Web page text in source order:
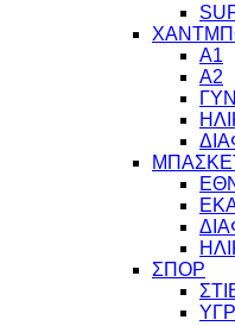
Α1
Α2
ΣΠΟΡ